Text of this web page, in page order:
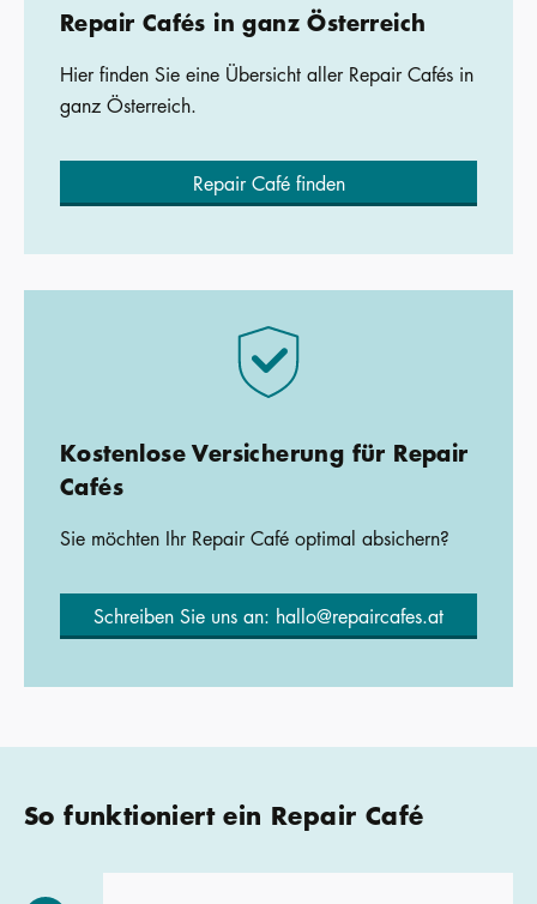
Repair Cafés in ganz Österreich
Hier finden Sie eine Übersicht aller Repair Cafés in
ganz Österreich.
Repair Café finden
Kostenlose Versicherung für Repair
Cafés
Sie möchten Ihr Repair Café optimal absichern?
Schreiben Sie uns an: hallo@repaircafes.at
So funktioniert ein Repair Café